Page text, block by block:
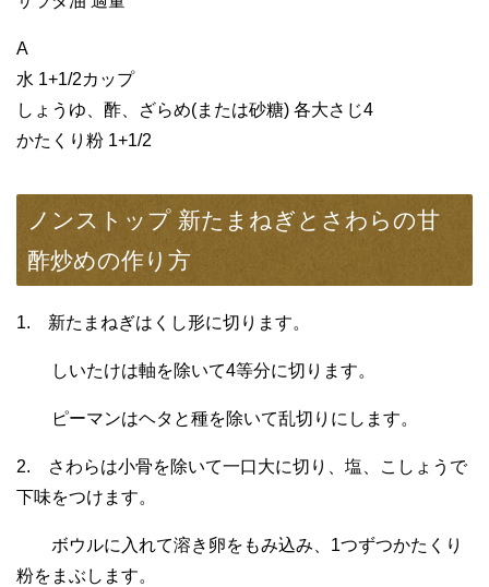
A
水 1+1/2カップ
しょうゆ、酢、ざらめ(または砂糖) 各大さじ4
かたくり粉 1+1/2
ノンストップ 新たまねぎとさわらの甘
酢炒めの作り方
1. 新たまねぎはくし形に切ります。
しいたけは軸を除いて4等分に切ります。
ピーマンはヘタと種を除いて乱切りにします。
2. さわらは小骨を除いて一口大に切り、塩、こしょうで
下味をつけます。
ボウルに入れて溶き卵をもみ込み、1つずつかたくり
粉をまぶします。